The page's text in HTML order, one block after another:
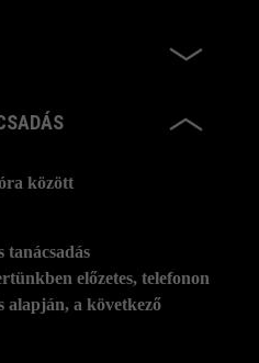
között
tanácsadás
előzetes, telefonon
alapján, a következő